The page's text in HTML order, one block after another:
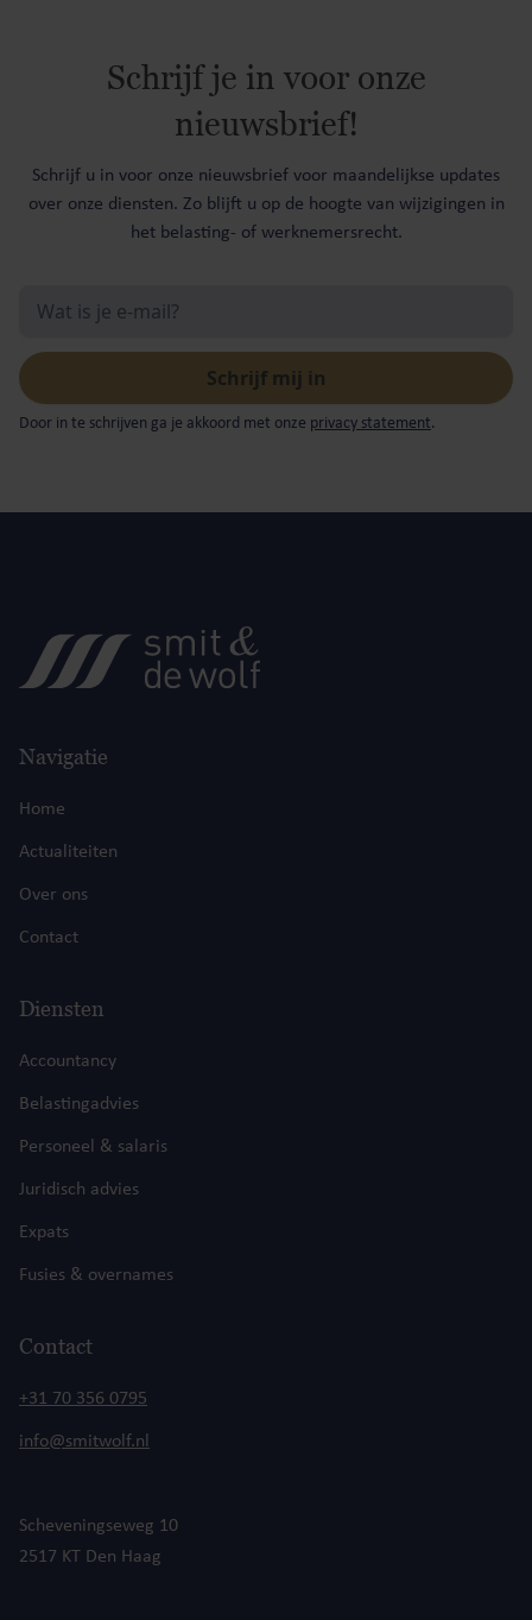
Schrijf je in voor onze
nieuwsbrief!
Schrijf u in voor onze nieuwsbrief voor maandelijkse updates
over onze diensten. Zo blijft u op de hoogte van wijzigingen in
het belasting- of werknemersrecht.
Door in te schrijven ga je akkoord met onze privacy statement.
Navigatie
Home
Actualiteiten
Over ons
Contact
Diensten
Accountancy
Belastingadvies
Personeel & salaris
Juridisch advies
Expats
Fusies & overnames
Contact
+31 70 356 0795
info@smitwolf.nl
Scheveningseweg 10
2517 KT Den Haag